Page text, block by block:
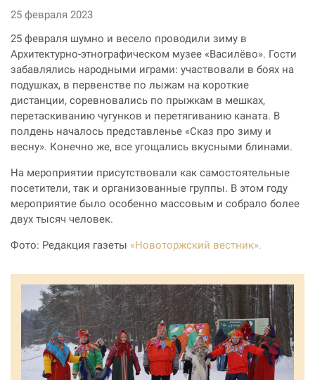
25 февраля 2023
25 февраля шумно и весело проводили зиму в
Архитектурно-этнографическом музее «Василёво». Гости
забавлялись народными играми: участвовали в боях на
подушках, в первенстве по лыжам на короткие
дистанции, соревновались по прыжкам в мешках,
перетаскиванию чугунков и перетягиванию каната. В
полдень началось представленье «Сказ про зиму и
весну». Конечно же, все угощались вкусными блинами.
На мероприятии присутствовали как самостоятельные
посетители, так и организованные группы. В этом году
мероприятие было особенно массовым и собрало более
двух тысяч человек.
Фото: Редакция газеты «Новоторжский вестник».